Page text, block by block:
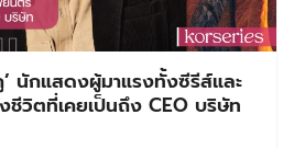
นักแสดงผู้มาแรงทั้งซีรีส์และ
วิตที่เคยเป็นถึง CEO บริษัท